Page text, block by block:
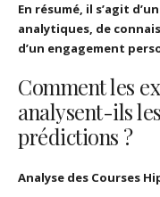
En résumé, il s’agit
analytiques, de
d’un engagement
Comment les
analysent-ils
prédictions ?
Analyse des Courses